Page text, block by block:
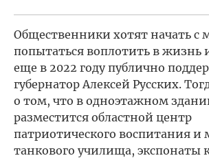
Общественники хотят начать с
попытаться воплотить в жизнь
еще в 2022 году публично
губернатор Алексей Русских.
о том, что в одноэтажном
разместится областной центр
патриотического воспитания и
танкового училища, экспонаты